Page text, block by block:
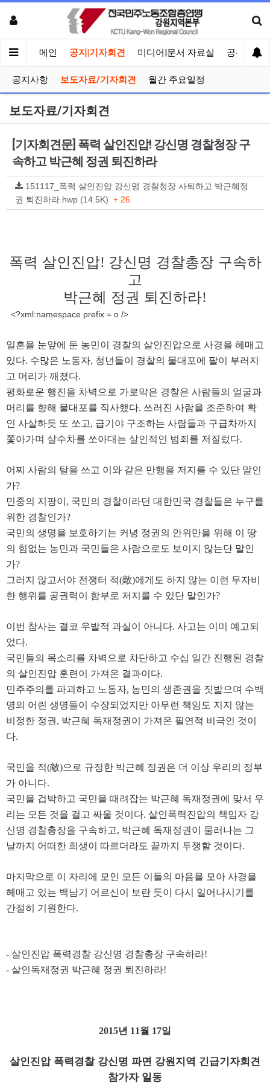
메인 공지|기자회견 미디어|문서 자료실 공유게시
공지사항 보도자료/기자회견 월간 주요일정
보도자료/기자회견
[기자회견문] 폭력 살인진압! 강신명 경찰청장 구
속하고 박근혜 정권 퇴진하라
151117_폭력 살인진압 강신명 경찰청장 사퇴하고 박근혜정
권 퇴진하라.hwp (14.5K) + 26
폭력 살인진압! 강신명 경찰총장 구속하
고
박근혜 정권 퇴진하라!
<?xml:namespace prefix = o />
일흔을 눈앞에 둔 농민이 경찰의 살인진압으로 사경을 헤매고
있다. 수많은 노동자, 청년들이 경찰의 물대포에 팔이 부러지
고 머리가 깨졌다.
평화로운 행진을 차벽으로 가로막은 경찰은 사람들의 얼굴과
머리를 향해 물대포를 직사했다. 쓰러진 사람을 조준하여 확
인 사살하듯 또 쏘고, 급기야 구조하는 사람들과 구급차까지
쫓아가며 살수차를 쏘아대는 살인적인 범죄를 저질렀다.
어찌 사람의 탈을 쓰고 이와 같은 만행을 저지를 수 있단 말인
가?
민중의 지팡이 , 국민의 경찰이라던 대한민국 경찰들은 누구를
위한 경찰인가?
국민의 생명을 보호하기는 커녕 정권의 안위만을 위해 이 땅
의 힘없는 농민과 국민들은 사람으로도 보이지 않는단 말인
가?
그러지 않고서야 전쟁터 적(敵)에게도 하지 않는 이런 무자비
한 행위를 공권력이 함부로 저지를 수 있단 말인가?
이번 참사는 결코 우발적 과실이 아니다. 사고는 이미 예고되
었다.
국민들의 목소리를 차벽으로 차단하고 수십 일간 진행된 경찰
의 살인진압 훈련이 가져온 결과이다.
민주주의를 파괴하고 노동자, 농민의 생존권을 짓밟으며 수백
명의 어린 생명들이 수장되었지만 아무런 책임도 지지 않는
비정한 정권 , 박근혜 독재정권이 가져온 필연적 비극인 것이
다.
국민을 적(敵)으로 규정한 박근혜 정권은 더 이상 우리의 정부
가 아니다.
국민을 겁박하고 국민을 때려잡는 박근혜 독재정권에 맞서 우
리는 모든 것을 걸고 싸울 것이다. 살인폭력진압의 책임자 강
신명 경찰총장을 구속하고, 박근혜 독재정권이 물러나는 그
날까지 어떠한 희생이 따르더라도 끝까지 투쟁할 것이다.
마지막으로 이 자리에 모인 모든 이들의 마음을 모아 사경을
헤매고 있는 백남기 어르신이 보란 듯이 다시 일어나시기를
간절히 기원한다.
- 살인진압 폭력경찰 강신명 경찰총장 구속하라!
- 살인독재정권 박근혜 정권 퇴진하라!
2015년 11월 17일
살인진압 폭력경찰 강신명 파면 강원지역 긴급기자회견
참가자 일동